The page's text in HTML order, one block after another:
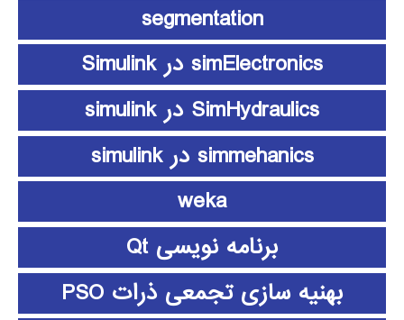
segmentation
simElectronics در Simulink
SimHydraulics در simulink
simmehanics در simulink
weka
برنامه نویسی Qt
بهنیه سازی تجمعی ذرات PSO